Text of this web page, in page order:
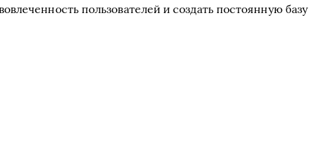
пользователей и создать постоянную базу